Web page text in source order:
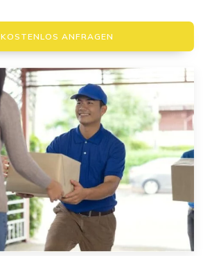
KOSTENLOS ANFRAGEN